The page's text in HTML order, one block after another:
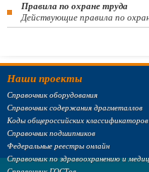
Правила по охране труда
Действующие правила по
Наши проекты
Справочник оборудования
Справочник содержания драгметаллов
Коды общероссийских классификаторов
Справочник подшипников
Федеральные реестры онлайн
Справочник по здравоохранению и